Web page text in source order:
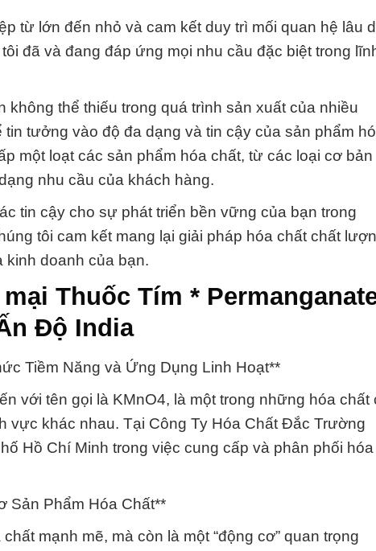
từ lớn đến nhỏ và cam kết duy trì mối quan hệ lâu
đã và đang đáp ứng mọi nhu cầu đặc biệt trong
thể thiếu trong quá trình sản xuất của nhiều
tưởng vào độ đa dạng và tin cậy của sản phẩm
một loạt các sản phẩm hóa chất, từ các loại cơ bản
nhu cầu của khách hàng.
tin cậy cho sự phát triển bền vững của bạn trong
tôi cam kết mang lại giải pháp hóa chất chất
kinh doanh của bạn.
Thuốc Tím *
Độ India
Tiềm Năng và Ứng Dụng Linh Hoạt**
với tên gọi là KMnO4, là một trong những hóa chất
vực khác nhau. Tại Công Ty Hóa Chất Đắc Trường
Hồ Chí Minh trong việc cung cấp và phân phối hóa
Sản Phẩm Hóa Chất**
mạnh mẽ, mà còn là một “động cơ” quan trọng